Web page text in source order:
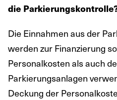
die
Die Einnahmen aus der
werden zur Finanzierung
Personalkosten als auch
Parkierungsanlagen
Deckung der